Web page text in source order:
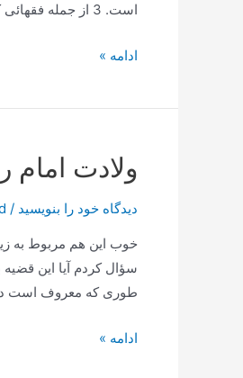
است. 3 از جمله فقهائی که قطعاً مورد نظر و تأیید امام زمان …
سخنرانی
ملاک
ثواب
عقاب
اعمال
–
آیت
ادامه »
ولادت امام
دیدگاه‌ خود را بنویسید /
خوب این هم مربوط به
سؤال كردم آیا این
طوری كه معروف است
ولادت
ادامه »